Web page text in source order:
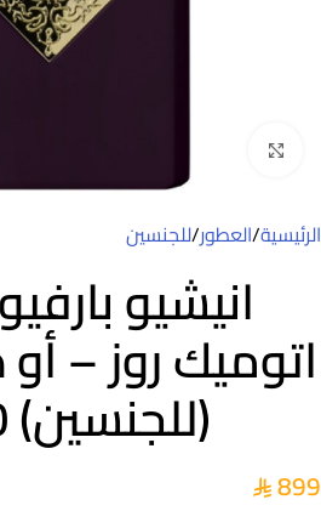
الرئيسية/العطور/للجنسين
انيشيو
اتوميك روز –
(للجنسين) 90مل
899